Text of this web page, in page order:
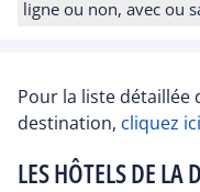
ligne ou non, avec ou
Pour la liste détaillée
destination, cliquez ici
LES HÔTELS DE LA